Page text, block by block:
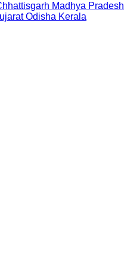
Madhya Pradesh
Odisha Kerala